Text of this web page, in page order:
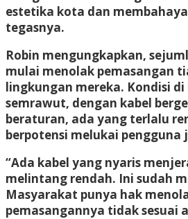
estetika kota dan
tegasnya.
Robin mengungkapkan,
mulai menolak pemasangan
lingkungan mereka. Kondisi
semrawut, dengan kabel
beraturan, ada yang terlalu
berpotensi melukai pengguna
“Ada kabel yang nyaris
melintang rendah. Ini sudah
Masyarakat punya hak
pemasangannya tidak sesuai